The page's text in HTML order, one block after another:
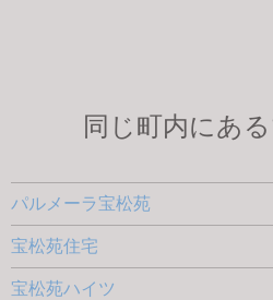
同じ町内にあ
パルメーラ宝松苑
宝松苑住宅
宝松苑ハイツ